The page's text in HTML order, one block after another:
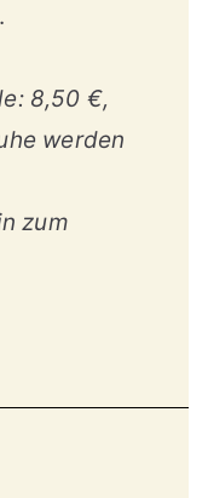
8,50 €,
werden
zum